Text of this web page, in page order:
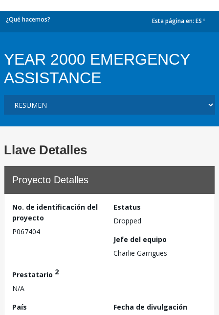
¿Qué hacemos? Esta página en: ES
YEAR 2000 EMERGENCY
ASSISTANCE
Llave Detalles
Proyecto Detalles
No. de identificación del
proyecto
P067404
Estatus
Dropped
Jefe del equipo
Charlie Garrigues
Prestatario 2
N/A
País
Fecha de divulgación